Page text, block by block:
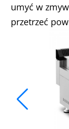
umyć w
przetrzeć